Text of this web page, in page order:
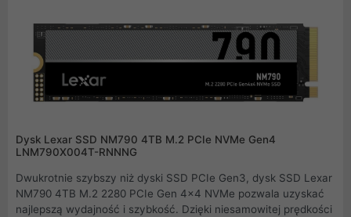
całkowicie poza zasięgiem domowych użytkowników.
Wczytywanie, uruchamianie, zapisywanie nigdy nie było tak
szybkie, jak jest teraz możliwe przy wykorzystaniu dysku
Samsung 990 Pro.
Dysk Lexar SSD NM790 4TB M.2 PCIe NVMe Gen4
LNM790X004T-RNNNG
Dwukrotnie szybszy niż dyski SSD PCIe Gen3, dysk SSD Lexar
NM790 4TB M.2 2280 PCIe Gen 4x4 NVMe pozwala uzyskać
najlepszą wydajność i szybkość. Dzięki niesamowitej prędkości